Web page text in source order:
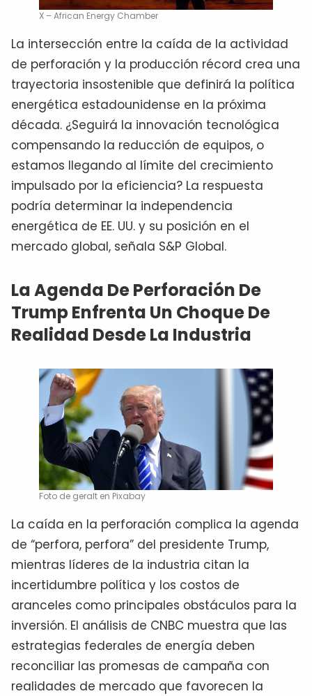
X – African Energy Chamber
La intersección entre la caída de la actividad
de perforación y la producción récord crea una
trayectoria insostenible que definirá la política
energética estadounidense en la próxima
década. ¿Seguirá la innovación tecnológica
compensando la reducción de equipos, o
estamos llegando al límite del crecimiento
impulsado por la eficiencia? La respuesta
podría determinar la independencia
energética de EE. UU. y su posición en el
mercado global, señala S&P Global.
La Agenda De Perforación De
Trump Enfrenta Un Choque De
Realidad Desde La Industria
Foto de geralt en Pixabay
La caída en la perforación complica la agenda
de “perfora, perfora” del presidente Trump,
mientras líderes de la industria citan la
incertidumbre política y los costos de
aranceles como principales obstáculos para la
inversión. El análisis de CNBC muestra que las
estrategias federales de energía deben
reconciliar las promesas de campaña con
realidades de mercado que favorecen la